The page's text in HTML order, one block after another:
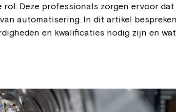
rol. Deze professionals zorgen ervoor
automatisering. In dit artikel
en kwalificaties nodig zijn en